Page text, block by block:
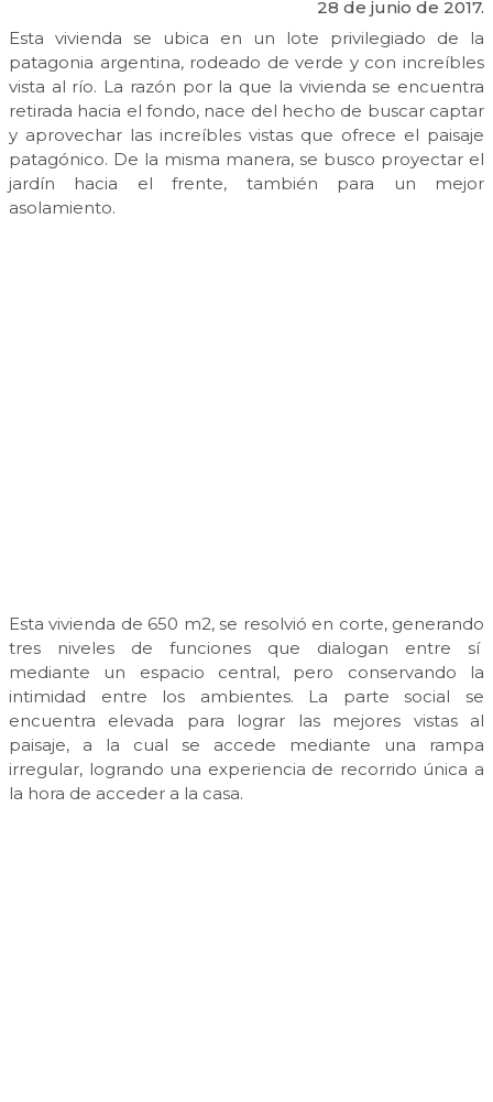
28 de junio de 2017.
Esta vivienda se ubica en un lote privilegiado de la
patagonia argentina, rodeado de verde y con increíbles
vista al río. La razón por la que la vivienda se encuentra
retirada hacia el fondo, nace del hecho de buscar captar
y aprovechar las increíbles vistas que ofrece el paisaje
patagónico. De la misma manera, se busco proyectar el
jardín hacia el frente, también para un mejor
asolamiento.
Esta vivienda de 650 m2, se resolvió en corte, generando
tres niveles de funciones que dialogan entre sí
mediante un espacio central, pero conservando la
intimidad entre los ambientes. La parte social se
encuentra elevada para lograr las mejores vistas al
paisaje, a la cual se accede mediante una rampa
irregular, logrando una experiencia de recorrido única a
la hora de acceder a la casa.